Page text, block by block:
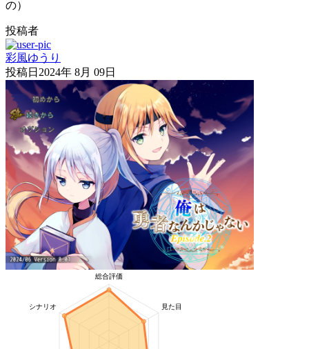
の）
投稿者
彩風ゆうり
投稿日 2024年 8月 09日